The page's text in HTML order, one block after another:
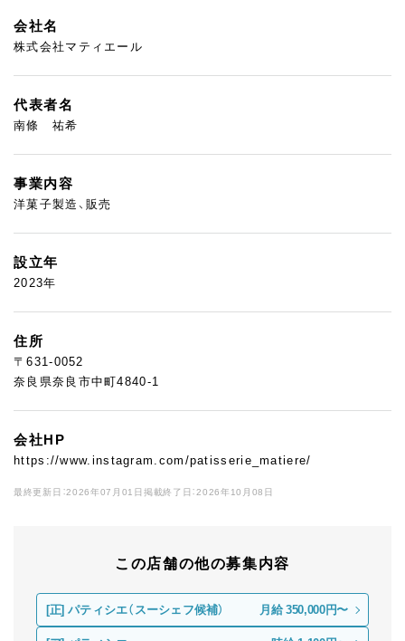
会社名
株式会社マティエール
代表者名
南條 祐希
事業内容
洋菓子製造、販売
設立年
2023年
住所
〒631-0052
奈良県奈良市中町4840-1
会社HP
https://www.instagram.com/patisserie_matiere/
最終更新日：2026年07月01日 掲載終了日：2026年10月08日
この店舗の他の募集内容
[正] パティシエ（スーシェフ候補） 月給 350,000円〜